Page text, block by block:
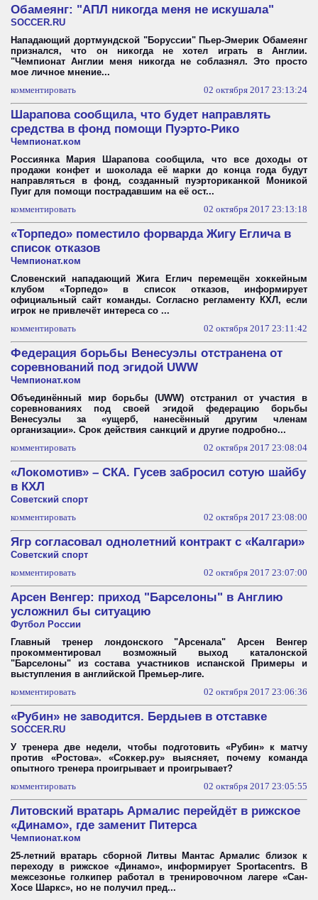
Обамеянг: "АПЛ никогда меня не искушала"
SOCCER.RU
Нападающий дортмундской "Боруссии" Пьер-Эмерик Обамеянг
признался, что он никогда не хотел играть в Англии.
"Чемпионат Англии меня никогда не соблазнял. Это просто
мое личное мнение...
комментировать
02 октября 2017 23:13:24
Шарапова сообщила, что будет направлять
средства в фонд помощи Пуэрто-Рико
Чемпионат.ком
Россиянка Мария Шарапова сообщила, что все доходы от
продажи конфет и шоколада её марки до конца года будут
направляться в фонд, созданный пуэрториканкой Моникой
Пуиг для помощи пострадавшим на её ост...
комментировать
02 октября 2017 23:13:18
«Торпедо» поместило форварда Жигу Еглича в
список отказов
Чемпионат.ком
Словенский нападающий Жига Еглич перемещён хоккейным
клубом «Торпедо» в список отказов, информирует
официальный сайт команды. Согласно регламенту КХЛ, если
игрок не привлечёт интереса со ...
комментировать
02 октября 2017 23:11:42
Федерация борьбы Венесуэлы отстранена от
соревнований под эгидой UWW
Чемпионат.ком
Объединённый мир борьбы (UWW) отстранил от участия в
соревнованиях под своей эгидой федерацию борьбы
Венесуэлы за «ущерб, нанесённый другим членам
организации». Срок действия санкций и другие подробно...
комментировать
02 октября 2017 23:08:04
«Локомотив» – СКА. Гусев забросил сотую шайбу
в КХЛ
Советский спорт
комментировать
02 октября 2017 23:08:00
Ягр согласовал однолетний контракт с «Калгари»
Советский спорт
комментировать
02 октября 2017 23:07:00
Арсен Венгер: приход "Барселоны" в Англию
усложнил бы ситуацию
Футбол России
Главный тренер лондонского "Арсенала" Арсен Венгер
прокомментировал возможный выход каталонской
"Барселоны" из состава участников испанской Примеры и
выступления в английской Премьер-лиге.
комментировать
02 октября 2017 23:06:36
«Рубин» не заводится. Бердыев в отставке
SOCCER.RU
У тренера две недели, чтобы подготовить «Рубин» к матчу
против «Ростова». «Соккер.ру» выясняет, почему команда
опытного тренера проигрывает и проигрывает?
комментировать
02 октября 2017 23:05:55
Литовский вратарь Армалис перейдёт в рижское
«Динамо», где заменит Питерса
Чемпионат.ком
25-летний вратарь сборной Литвы Мантас Армалис близок к
переходу в рижское «Динамо», информирует Sportacentrs. В
межсезонье голкипер работал в тренировочном лагере «Сан-
Хосе Шаркс», но не получил пред...